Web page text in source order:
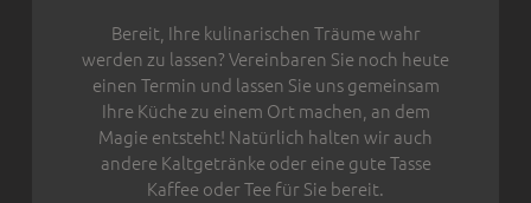
Bereit, Ihre kulinarischen Träume wahr
werden zu lassen? Vereinbaren Sie noch heute
einen Termin und lassen Sie uns gemeinsam
Ihre Küche zu einem Ort machen, an dem
Magie entsteht! Natürlich halten wir auch
andere Kaltgetränke oder eine gute Tasse
Kaffee oder Tee für Sie bereit.